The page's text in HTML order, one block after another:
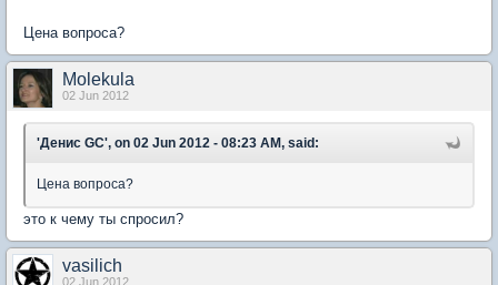
Цена вопроса?
Molekula
02 Jun 2012
'Денис GC', on 02 Jun 2012 - 08:23 AM, said:
Цена вопроса?
это к чему ты спросил?
vasilich
02 Jun 2012